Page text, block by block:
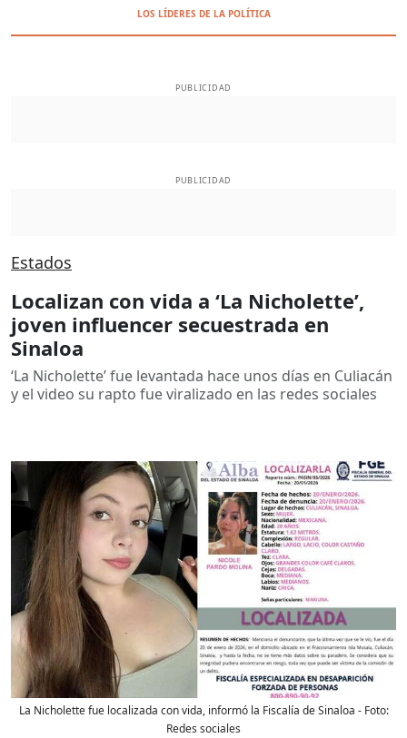
LOS LÍDERES DE LA POLÍTICA
PUBLICIDAD
PUBLICIDAD
Estados
Localizan con vida a ‘La Nicholette’,
joven influencer secuestrada en
Sinaloa
‘La Nicholette’ fue levantada hace unos días en Culiacán
y el video su rapto fue viralizado en las redes sociales
La Nicholette fue localizada con vida, informó la Fiscalía de Sinaloa - Foto:
Redes sociales